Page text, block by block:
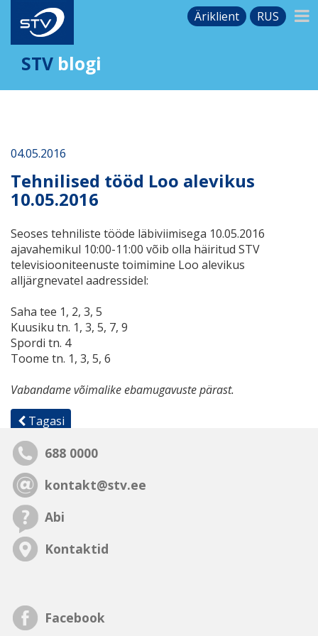
Äriklient RUS
STV blogi
04.05.2016
Tehnilised tööd Loo alevikus
10.05.2016
Seoses tehniliste tööde läbiviimisega 10.05.2016
ajavahemikul 10:00-11:00 võib olla häiritud STV
televisiooniteenuste toimimine Loo alevikus
alljärgnevatel aadressidel:
Saha tee 1, 2, 3, 5
Kuusiku tn. 1, 3, 5, 7, 9
Spordi tn. 4
Toome tn. 1, 3, 5, 6
Vabandame võimalike ebamugavuste pärast.
Tagasi
688 0000
kontakt@stv.ee
Abi
Kontaktid
Facebook